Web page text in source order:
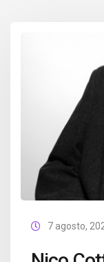
7 agosto,